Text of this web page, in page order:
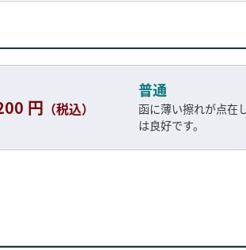
円 （税込）
普通
函に薄い擦れが点在
は良好です。